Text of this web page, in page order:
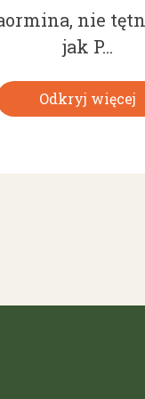
nie
jak P...
Odkryj więcej